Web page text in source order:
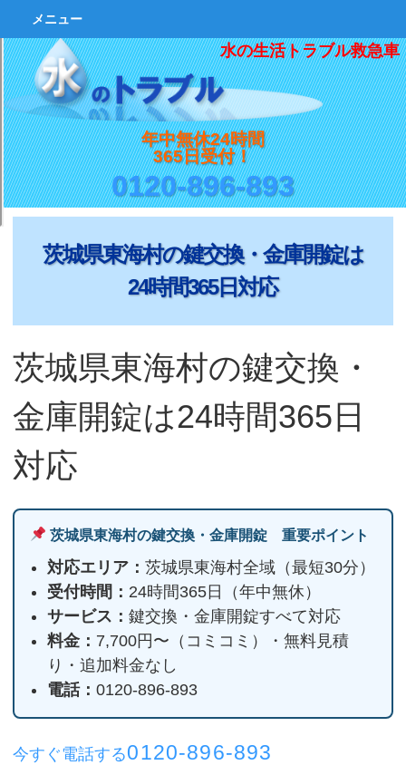
水の生活トラブル救急車
年中無休24時間
365日受付！
0120-896-893
メニュー
茨城県東海村の鍵交換・金庫開錠は
24時間365日対応
茨城県東海村の鍵交換・
金庫開錠は24時間365日
対応
茨城県東海村の鍵交換・金庫開錠 重要ポイント
対応エリア：茨城県東海村全域（最短30分）
受付時間： 24時間365日（年中無休）
サービス：鍵交換・金庫開錠すべて対応
料金： 7,700円〜（コミコミ）・無料見積
り・追加料金なし
電話：0120-896-893
今すぐ電話する0120-896-893